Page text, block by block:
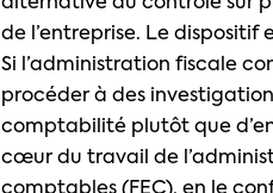
de l’entreprise. Le dispositif
Si l’administration fiscale
procéder à des
comptabilité plutôt que
cœur du travail de